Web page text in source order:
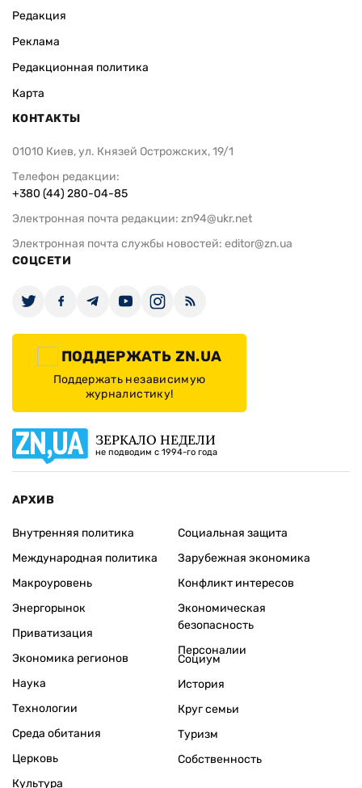
Редакция
Реклама
Редакционная политика
Карта
КОНТАКТЫ
01010 Киев, ул. Князей Острожских, 19/1
Телефон редакции:
+380 (44) 280-04-85
Электронная почта редакции: zn94@ukr.net
Электронная почта службы новостей: editor@zn.ua
СОЦСЕТИ
ПОДДЕРЖАТЬ ZN.UA
Поддержать независимую
журналистику!
ЗЕРКАЛО НЕДЕЛИ
не подводим с 1994-го года
АРХИВ
Внутренняя политика
Международная политика
Макроуровень
Энергорынок
Приватизация
Экономика регионов
Социальная защита
Зарубежная экономика
Конфликт интересов
Экономическая
безопасность
Персоналии
Наука
Технологии
Среда обитания
Церковь
Культура
Социум
История
Круг семьи
Туризм
Собственность